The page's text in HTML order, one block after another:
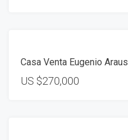
Casa Venta Eugenio Araus
US $270,000